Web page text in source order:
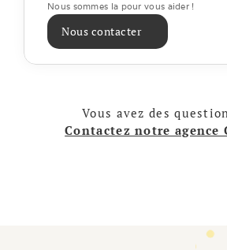
Nous sommes la pour vous aider !
Nous contacter
Vous avez des
Contactez notre agence